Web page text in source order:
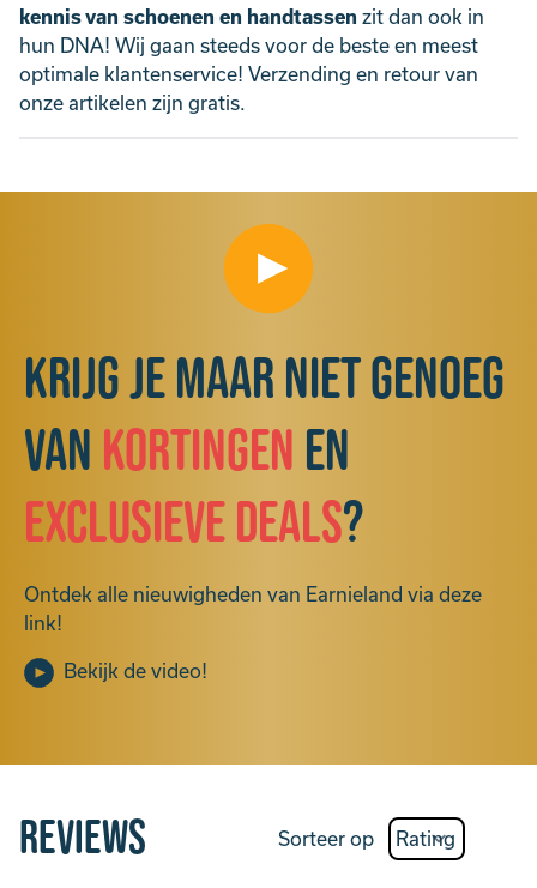
kennis van schoenen en handtassen zit dan ook in
hun DNA! Wij gaan steeds voor de beste en meest
optimale klantenservice! Verzending en retour van
onze artikelen zijn gratis.
Krijg je maar niet genoeg
van kortingen en
exclusieve deals?
Ontdek alle nieuwigheden van Earnieland via deze
link!
Bekijk de video!
Reviews Sorteer op